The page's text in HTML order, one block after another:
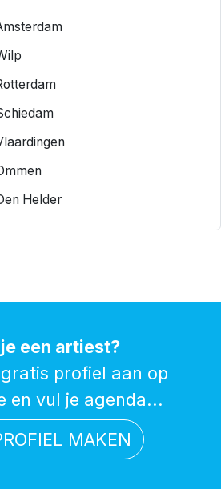
Helder
een artiest?
profiel aan op
en vul je agenda...
MAKEN